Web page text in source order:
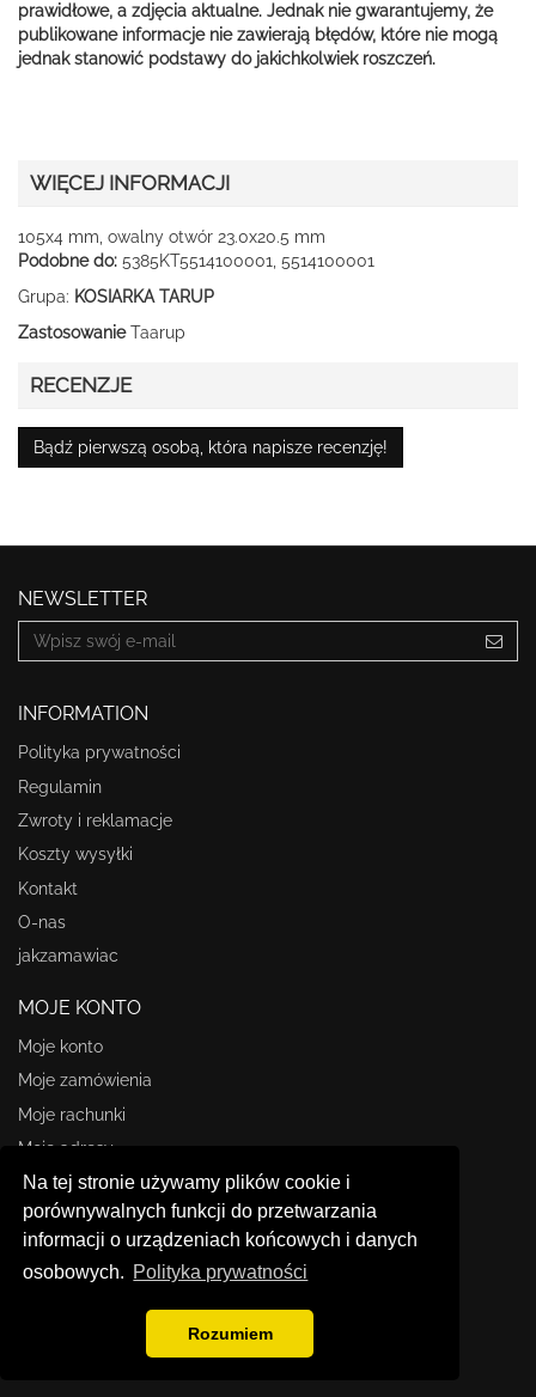
Na tej stronie używamy plików cookie i
porównywalnych funkcji do przetwarzania
informacji o urządzeniach końcowych i danych
osobowych. Polityka prywatności
Rozumiem
prawidłowe, a zdjęcia aktualne. Jednak nie gwarantujemy, że
publikowane informacje nie zawierają błędów, które nie mogą
jednak stanowić podstawy do jakichkolwiek roszczeń.
WIĘCEJ INFORMACJI
105x4 mm, owalny otwór 23.0x20.5 mm
Podobne do: 5385KT5514100001, 5514100001
Grupa: KOSIARKA TARUP
ZastosowanieTaarup
RECENZJE
Bądź pierwszą osobą, która napisze recenzję!
NEWSLETTER
INFORMATION
Polityka prywatności
Regulamin
Zwroty i reklamacje
Koszty wysyłki
Kontakt
O-nas
jakzamawiac
MOJE KONTO
Moje konto
Moje zamówienia
Moje rachunki
Moje adresy
Moje informacje osobiste
STORE INFORMATION
Omasz.pl